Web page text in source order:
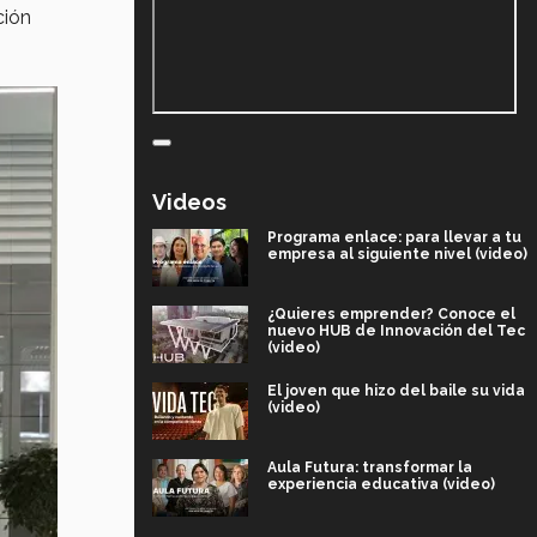
Videos
Programa enlace: para llevar a tu
empresa al siguiente nivel (video)
¿Quieres emprender? Conoce el
nuevo HUB de Innovación del Tec
(video)
El joven que hizo del baile su vida
(video)
Aula Futura: transformar la
experiencia educativa (video)